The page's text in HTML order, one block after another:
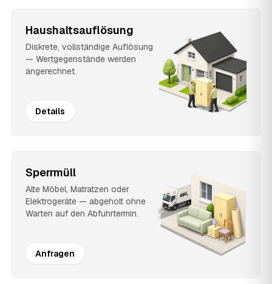
Haushaltsauflösung
Diskrete, vollständige Auflösung
— Wertgegenstände werden
angerechnet.
Details
Sperrmüll
Alte Möbel, Matratzen oder
Elektrogeräte — abgeholt ohne
Warten auf den Abfuhrtermin.
Anfragen